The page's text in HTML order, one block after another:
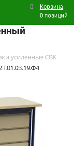
Корзина
0 позиций
усиленные СВК